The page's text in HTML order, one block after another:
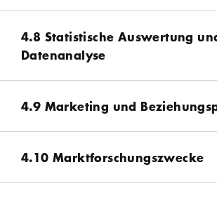
4.8 Statistische Auswertung
Datenanalyse
4.9 Marketing und
4.10 Marktforschungszwecke